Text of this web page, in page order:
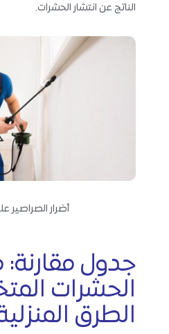
الناتج عن انتشار الحشرات.
أضرار الصراصير
جدول
الحشرات
الطرق